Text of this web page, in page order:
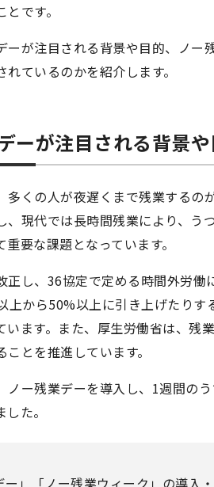
です。
ーが注目される背景や目的、ノ
ているのかを紹介します。
ーが注目される背景
多くの人が夜遅くまで残業するの
、現代では長時間残業により、う
要な課題となっています。
正し、36協定で定める時間外労
上から50%以上に引き上げたり
います。また、厚生労働省は、残
とを推進しています。
ノー残業デーを導入し、1週間の
た。
」「ノー残業ウィーク」の導入